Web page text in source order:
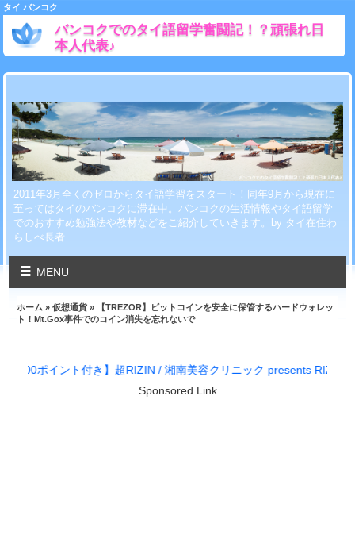
タイ バンコク
バンコクでのタイ語留学奮闘記！？頑張れ日
本人代表♪
2011年3月全くのゼロからタイ語学習をスタート！同年9月から現在に
至ってはタイのバンコクに滞在中。バンコクの生活情報やタイ語留学
でのおすすめ勉強法や教材などをご紹介していきます。by タイ在住わ
らしべ長者
MENU
ホーム »仮想通貨 » 【TREZOR】ビットコインを安全に保管するハードウォレッ
ト！Mt.Gox事件でのコイン消失を忘れないで
】超RIZIN / 湘南美容クリニック presents RIZIN.38
Sponsored Link